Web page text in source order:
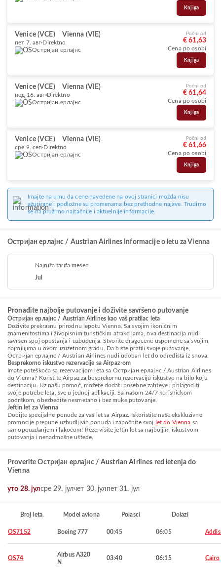
Knjiga
Venice (VCE) Vienna (VIE)
пет 7. авг Direktno
Остријан ерлајнс
Počni od
€ 61,63
Cena po osobi
Knjiga
Venice (VCE) Vienna (VIE)
нед 16. авг Direktno
Остријан ерлајнс
Počni od
€ 61,64
Cena po osobi
Knjiga
Venice (VCE) Vienna (VIE)
сре 9. сеп Direktno
Остријан ерлајнс
Počni od
€ 61,66
Cena po osobi
Knjiga
Imajte na umu da cene navedene na ovoj stranici možda nisu
ažurirane i podložne su promenama bez prethodne najave. Trudimo
se da pružimo najtačnije i aktuelnije informacije.
Остријан ерлајнс / Austrian Airlines Informacije o letu za Vienna
Najniža tarifa mesec
Jul
Pronađite najbolje putovanje i doživite savršeno putovanje
Остријан ерлајнс / Austrian Airlines kao vaš pratilac leta
Doživite prekrasnu prirodnu lepotu Vienna. Sa svojim ikoničnim
znamenitostima i živopisnim turističkim atrakcijama, ova destinacija nudi
savršen spoj opuštanja i uzbuđenja. Stvorite dragocene uspomene sa svojim
najmilijima u ovom izuzetnom gradu. Da biste pratili svoje putovanje,
Остријан ерлајнс / Austrian Airlines nudi udoban let do odredišta iz snova.
Besprekorno iskustvo rezervacije sa Airpaz-om
Imate poteškoća sa rezervacijom leta sa Остријан ерлајнс / Austrian Airlines
do Vienna? Koristite Airpaz za besprekornu rezervaciju iskustvo na bilo koju
destinaciju. Uz našu pomoć, možete dodati posebne zahteve i prilagoditi
svoje potrebe leta, sve u jednoj aplikaciji. Sa našom 24/7 korisničkom
podrškom, obezbedite nesmetano i bez muke putovanje.
Jeftin let za Vienna
Dobijte specijalne ponude za vaš let sa Airpaz. Iskoristite naše ekskluzivne
promocije prepune uzbudljivih ponuda i započnite svoj
let do Vienna sa
samopouzdanjem i lakoćom! Rezervišite jeftin let sa najboljim iskustvom
putovanja i nenadmašne uštede.
Proverite Остријан ерлајнс / Austrian Airlines red letenja do
Vienna
уто 28. јулсре 29. јулчет 30. јулпет 31. јул
Broj leta. Model aviona Polasci Dolazi
OS7152 Boeing 777 00:45 06:05
OS74
Airbus A320
N
03:40 06:15 Cairo